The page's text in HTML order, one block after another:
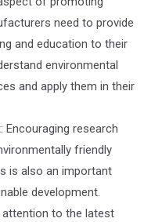
need to provide
and education to their
environmental
and apply them in their
Encouraging research
friendly
is also an important
development.
attention to the latest